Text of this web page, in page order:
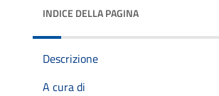
INDICE DELLA PAGINA
Descrizione
A cura di